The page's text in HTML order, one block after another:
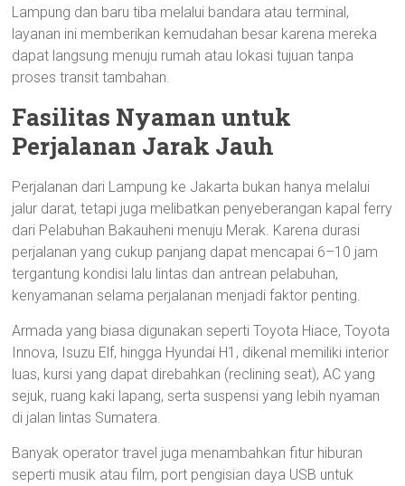
Lampung dan baru tiba melalui bandara atau terminal,
layanan ini memberikan kemudahan besar karena mereka
dapat langsung menuju rumah atau lokasi tujuan tanpa
proses transit tambahan.
Fasilitas Nyaman untuk
Perjalanan Jarak Jauh
Perjalanan dari Lampung ke Jakarta bukan hanya melalui
jalur darat, tetapi juga melibatkan penyeberangan kapal ferry
dari Pelabuhan Bakauheni menuju Merak. Karena durasi
perjalanan yang cukup panjang dapat mencapai 6–10 jam
tergantung kondisi lalu lintas dan antrean pelabuhan,
kenyamanan selama perjalanan menjadi faktor penting.
Armada yang biasa digunakan seperti Toyota Hiace, Toyota
Innova, Isuzu Elf, hingga Hyundai H1, dikenal memiliki interior
luas, kursi yang dapat direbahkan (reclining seat), AC yang
sejuk, ruang kaki lapang, serta suspensi yang lebih nyaman
di jalan lintas Sumatera.
Banyak operator travel juga menambahkan fitur hiburan
seperti musik atau film, port pengisian daya USB untuk